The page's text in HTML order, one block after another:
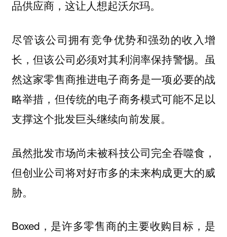
品供应商，这让人想起沃尔玛。
尽管该公司拥有竞争优势和强劲的收入增
长，但该公司必须对其利润率保持警惕。虽
然这家零售商推进电子商务是一项必要的战
略举措，但传统的电子商务模式可能不足以
支撑这个批发巨头继续向前发展。
虽然批发市场尚未被科技公司完全吞噬食，
但创业公司将对好市多的未来构成更大的威
胁。
Boxed，是许多零售商的主要收购目标，是